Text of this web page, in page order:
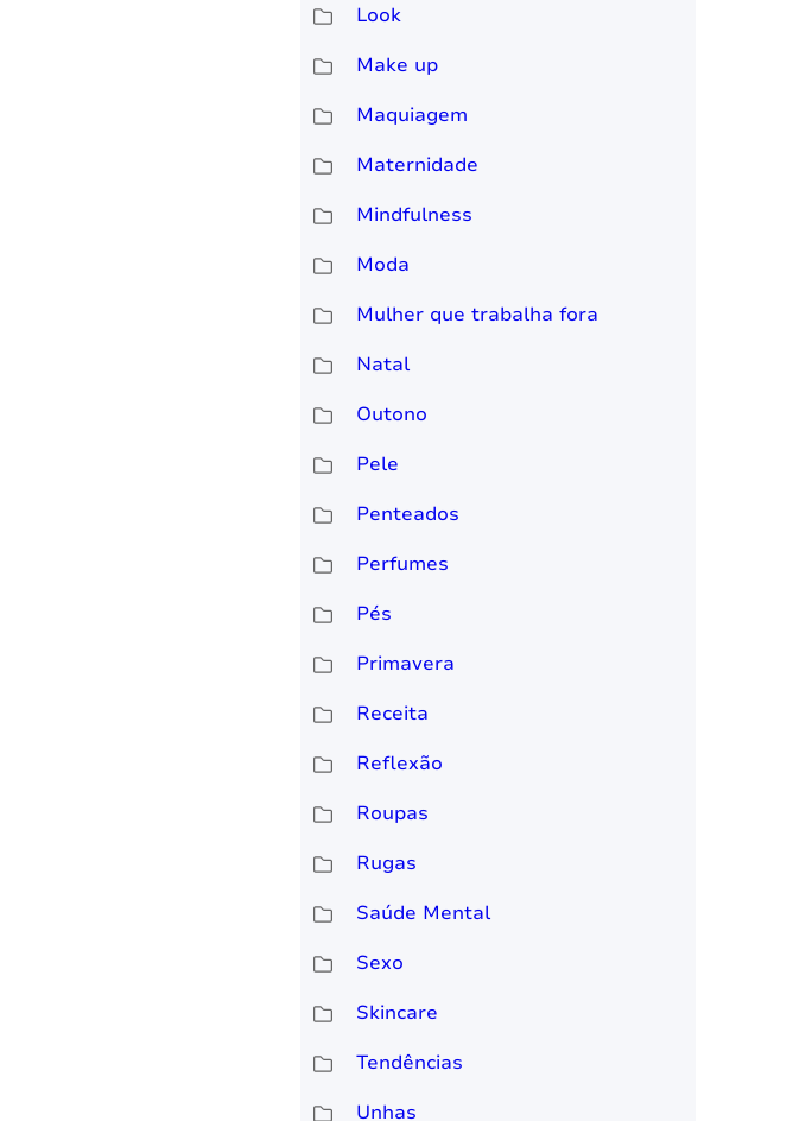
Look
Make up
Maquiagem
Maternidade
Mindfulness
Moda
Mulher que trabalha fora
Natal
Outono
Pele
Penteados
Perfumes
Pés
Primavera
Receita
Reflexão
Roupas
Rugas
Saúde Mental
Sexo
Skincare
Tendências
Unhas